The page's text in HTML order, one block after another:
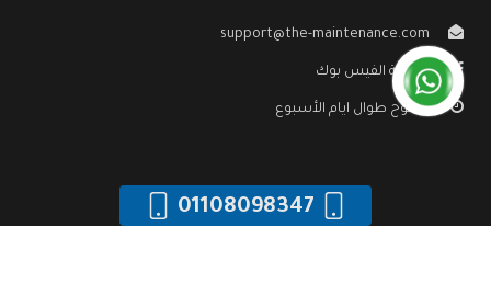
support@the-maintenance.com
صفحة الفيس بوك
مفتوح طوال ايام الأسبوع
01108098347